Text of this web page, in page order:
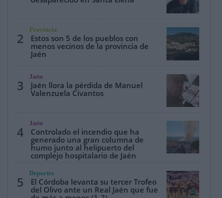
2
Provincia
Estos son 5 de los pueblos con
menos vecinos de la provincia de
Jaén
3
Jaén
Jaén llora la pérdida de Manuel
Valenzuela Civantos
4
Jaén
Controlado el incendio que ha
generado una gran columna de
humo junto al helipuerto del
complejo hospitalario de Jaén
5
Deportes
El Córdoba levanta su tercer Trofeo
del Olivo ante un Real Jaén que fue